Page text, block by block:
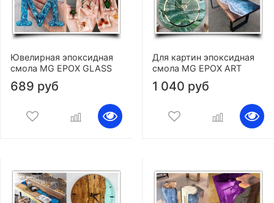
Ювелирная эпоксидная
смола MG EPOX GLASS
689 руб
Для картин эпоксидная
смола MG EPOX ART
1 040 руб